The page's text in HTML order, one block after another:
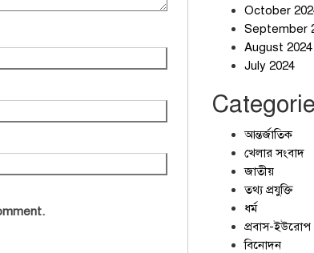
October
September
August 2024
July 2024
আন্তর্জাতিক
খেলার সংবাদ
জাতীয়
তথ্য প্রযুক্তি
ধর্ম
প্রবাস-ইউরোপ
বিনোদন